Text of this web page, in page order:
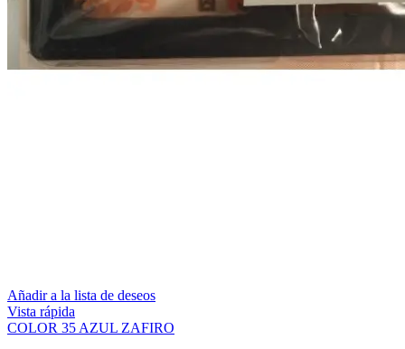
Añadir a la lista de deseos
Vista rápida
COLOR 35 AZUL ZAFIRO